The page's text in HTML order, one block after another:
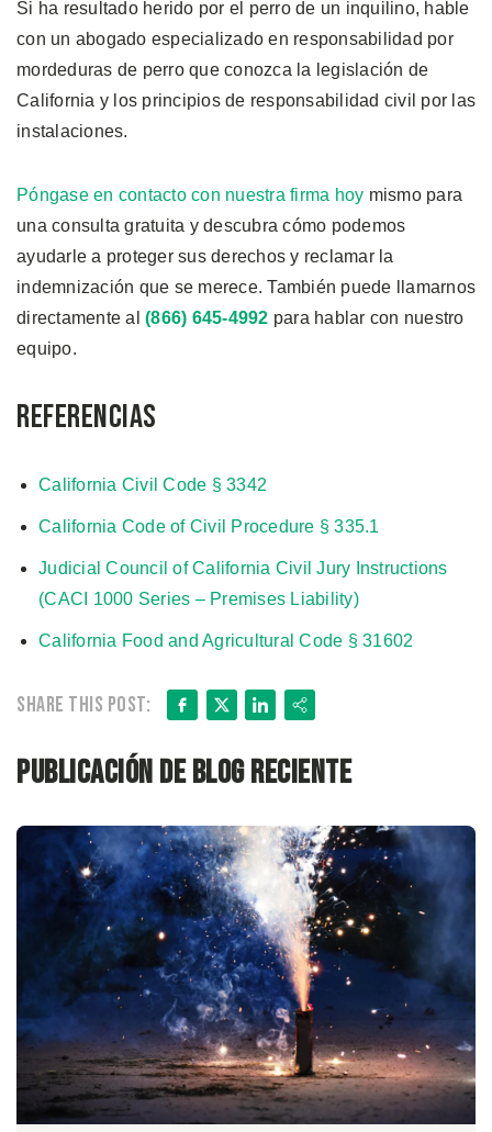
Si ha resultado herido por el perro de un inquilino, hable
con un abogado especializado en responsabilidad por
mordeduras de perro que conozca la legislación de
California y los principios de responsabilidad civil por las
instalaciones.
Póngase en contacto con nuestra firma hoy mismo para
una consulta gratuita y descubra cómo podemos
ayudarle a proteger sus derechos y reclamar la
indemnización que se merece. También puede llamarnos
directamente al (866) 645-4992 para hablar con nuestro
equipo.
Referencias
California Civil Code § 3342
California Code of Civil Procedure § 335.1
Judicial Council of California Civil Jury Instructions
(CACI 1000 Series – Premises Liability)
California Food and Agricultural Code § 31602
Share this post: Facebook
X LinkedIn
Share
Publicación de blog reciente